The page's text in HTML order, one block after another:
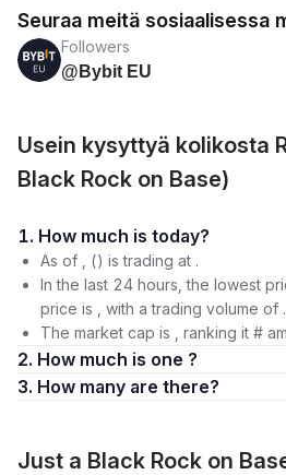
Seuraa meitä sosiaalisessa
Followers
@Bybit EU
Usein kysyttyä kolikosta
Black Rock on Base)
1. How much is today?
As of , () is trading at .
In the last 24 hours, the lowest
price is , with a trading volume of .
The market cap is , ranking it #
2. How much is one ?
3. How many are there?
Just a Black Rock on